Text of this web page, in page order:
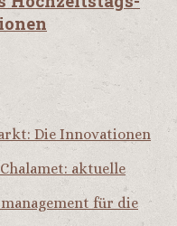
Die Innovationen
aktuelle
für die